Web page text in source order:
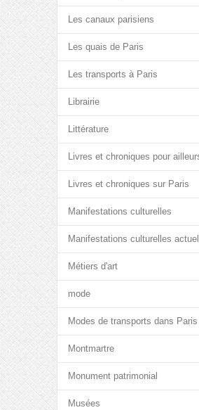
Les canaux parisiens
Les quais de Paris
Les transports à Paris
Librairie
Littérature
Livres et chroniques pour
Livres et chroniques sur Paris
Manifestations culturelles
Manifestations culturelles
Métiers d'art
mode
Modes de transports dans Paris
Montmartre
Monument patrimonial
Musées